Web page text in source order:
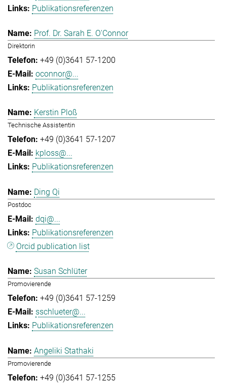
Publikationsreferenzen
Prof. Dr. Sarah E. O'Connor
Direktorin
+49 (0)3641 57-1200
oconnor@...
Publikationsreferenzen
Kerstin Ploß
Technische Assistentin
+49 (0)3641 57-1207
kploss@...
Publikationsreferenzen
Ding Qi
Postdoc
dqi@...
Publikationsreferenzen
Orcid publication list
Susan Schlüter
Promovierende
+49 (0)3641 57-1259
sschlueter@...
Publikationsreferenzen
Angeliki Stathaki
Promovierende
+49 (0)3641 57-1255